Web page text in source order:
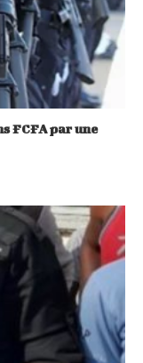
FCFA par une